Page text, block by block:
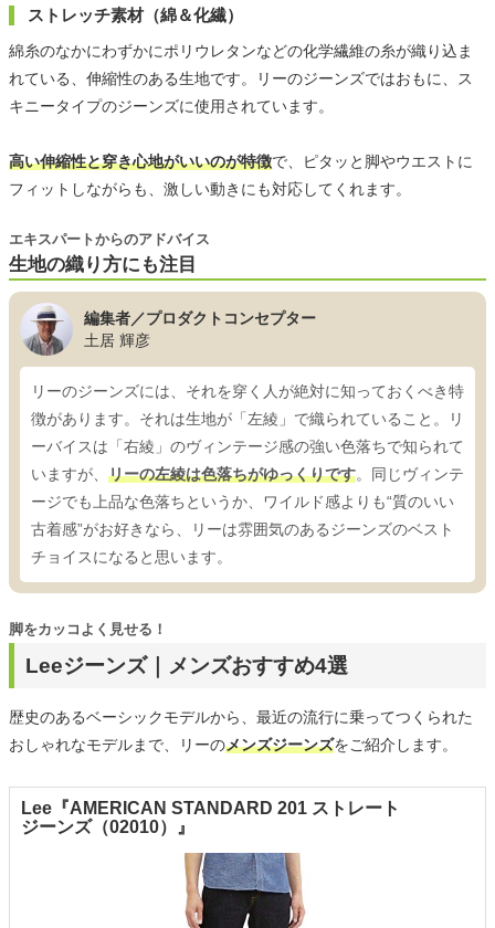
ストレッチ素材（綿＆化繊）
綿糸のなかにわずかにポリウレタンなどの化学繊維の糸が織り込ま
れている、伸縮性のある生地です。リーのジーンズではおもに、ス
キニータイプのジーンズに使用されています。
高い伸縮性と穿き心地がいいのが特徴で、ピタッと脚やウエストに
フィットしながらも、激しい動きにも対応してくれます。
生地の織り方にも注目
エキスパートからのアドバイス
編集者／プロダクトコンセプター
土居 輝彦
リーのジーンズには、それを穿く人が絶対に知っておくべき特
徴があります。それは生地が「左綾」で織られていること。リ
ーバイスは「右綾」のヴィンテージ感の強い色落ちで知られて
いますが、 リーの左綾は色落ちがゆっくりです。同じヴィンテ
ージでも上品な色落ちというか、ワイルド感よりも“質のいい
古着感”がお好きなら、リーは雰囲気のあるジーンズのベスト
チョイスになると思います。
Leeジーンズ｜メンズおすすめ4選
脚をカッコよく見せる！
歴史のあるベーシックモデルから、最近の流行に乗ってつくられた
おしゃれなモデルまで、リーのメンズジーンズをご紹介します。
Lee『AMERICAN STANDARD 201 ストレート
ジーンズ（02010）』